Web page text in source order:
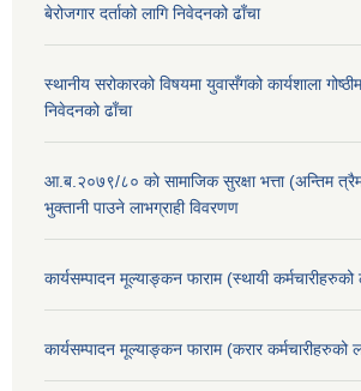
बेरोजगार दर्ताको लागि निवेदनको ढाँचा
स्थानीय सरोकारको विषयमा युवासँगको कार्यशाला
निवेदनको ढाँचा
आ.ब.२०७९/८० काे सामाजिक सुरक्षा भत्ता (अन्तिम
भुक्तानी पाउने लाभग्राही विवरणण
कार्यसम्पादन मूल्याङ्कन फाराम (स्थायी कर्मचारीहरुको
कार्यसम्पादन मूल्याङ्कन फाराम (करार कर्मचारीहरुको